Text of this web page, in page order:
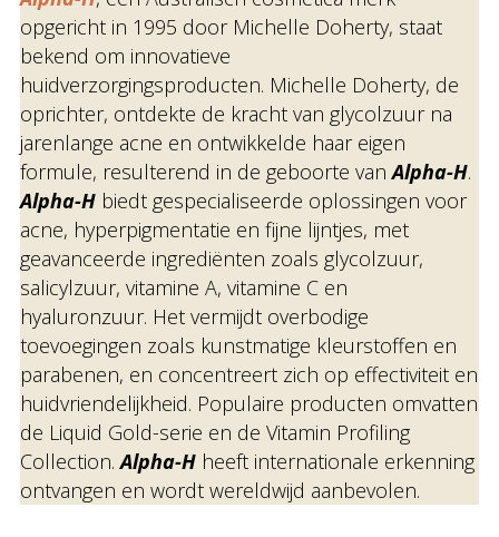
opgericht in 1995 door Michelle Doherty, staat
bekend om innovatieve
huidverzorgingsproducten. Michelle Doherty, de
oprichter, ontdekte de kracht van glycolzuur na
jarenlange acne en ontwikkelde haar eigen
formule, resulterend in de geboorte vanAlpha-H.
Alpha-H biedt gespecialiseerde oplossingen voor
acne, hyperpigmentatie en fijne lijntjes, met
geavanceerde ingrediënten zoals glycolzuur,
salicylzuur, vitamine A, vitamine C en
hyaluronzuur. Het vermijdt overbodige
toevoegingen zoals kunstmatige kleurstoffen en
parabenen, en concentreert zich op effectiviteit en
huidvriendelijkheid. Populaire producten omvatten
de Liquid Gold-serie en de Vitamin Profiling
Collection.Alpha-H heeft internationale erkenning
ontvangen en wordt wereldwijd aanbevolen.